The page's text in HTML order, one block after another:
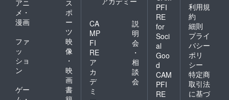
アニ
メ・
漫画
ス
ポ
ー
ツ
ファ
ッ
ショ
ン
映
像
・
映
画
ゲー
書
CA
MP
FI
RE
ア
カ
デ
ミ
説
明
会
・
相
談
会
PFI
RE
for
Soci
al
Goo
d
CAM
PFI
RE
利用規
約
細則
プライ
バシー
ポリ
シー
特定商
取引法
に基づ